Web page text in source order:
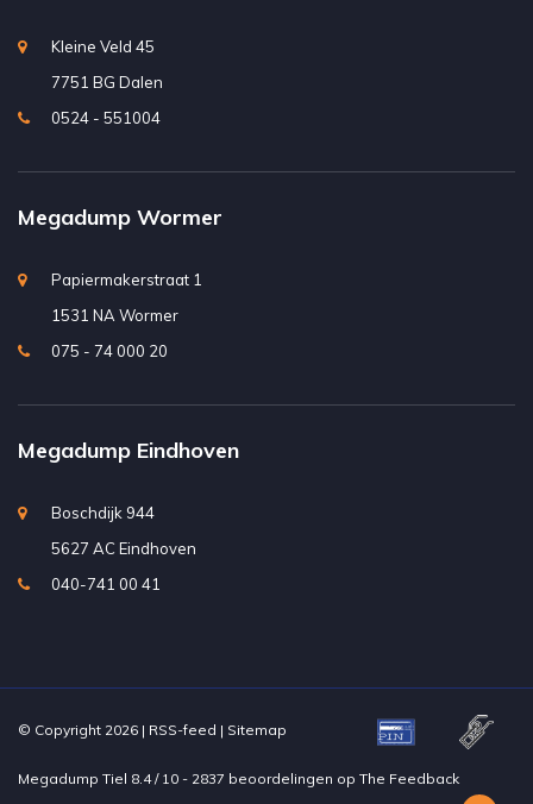
Kleine Veld 45
7751 BG Dalen
0524 - 551004
Megadump Wormer
Papiermakerstraat 1
1531 NA Wormer
075 - 74 000 20
Megadump Eindhoven
Boschdijk 944
5627 AC Eindhoven
040-741 00 41
© Copyright 2026 | RSS-feed | Sitemap
Megadump Tiel 8.4/ 10 - 2837 beoordelingen op The Feedback